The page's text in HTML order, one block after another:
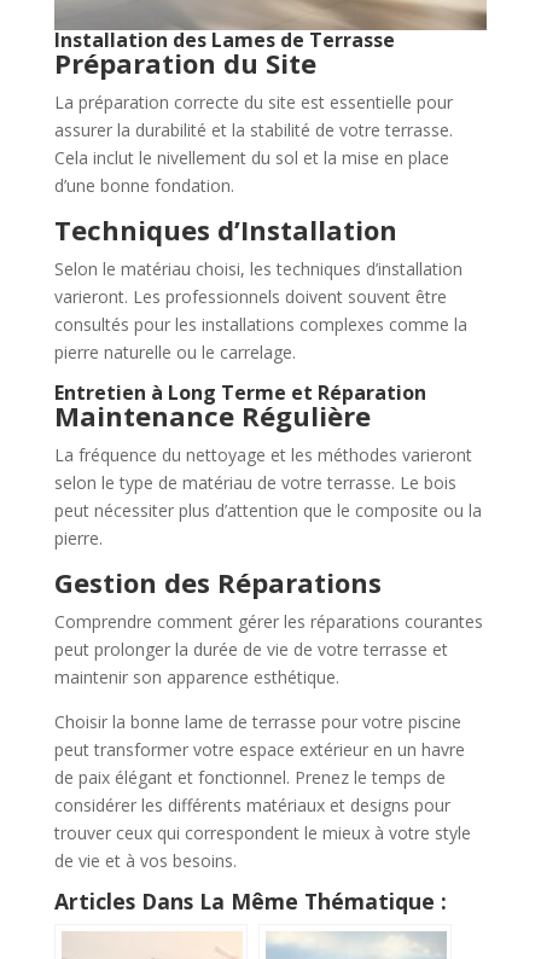
Installation des Lames de Terrasse
Préparation du Site
La préparation correcte du site est essentielle pour
assurer la durabilité et la stabilité de votre terrasse.
Cela inclut le nivellement du sol et la mise en place
d’une bonne fondation.
Techniques d’Installation
Selon le matériau choisi, les techniques d’installation
varieront. Les professionnels doivent souvent être
consultés pour les installations complexes comme la
pierre naturelle ou le carrelage.
Entretien à Long Terme et Réparation
Maintenance Régulière
La fréquence du nettoyage et les méthodes varieront
selon le type de matériau de votre terrasse. Le bois
peut nécessiter plus d’attention que le composite ou la
pierre.
Gestion des Réparations
Comprendre comment gérer les réparations courantes
peut prolonger la durée de vie de votre terrasse et
maintenir son apparence esthétique.
Choisir la bonne lame de terrasse pour votre piscine
peut transformer votre espace extérieur en un havre
de paix élégant et fonctionnel. Prenez le temps de
considérer les différents matériaux et designs pour
trouver ceux qui correspondent le mieux à votre style
de vie et à vos besoins.
Articles Dans La Même Thématique :